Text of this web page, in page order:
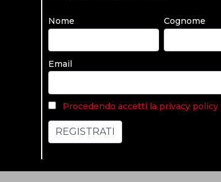
Nome Cognome
Email
Procedendo accetti la privacy policy